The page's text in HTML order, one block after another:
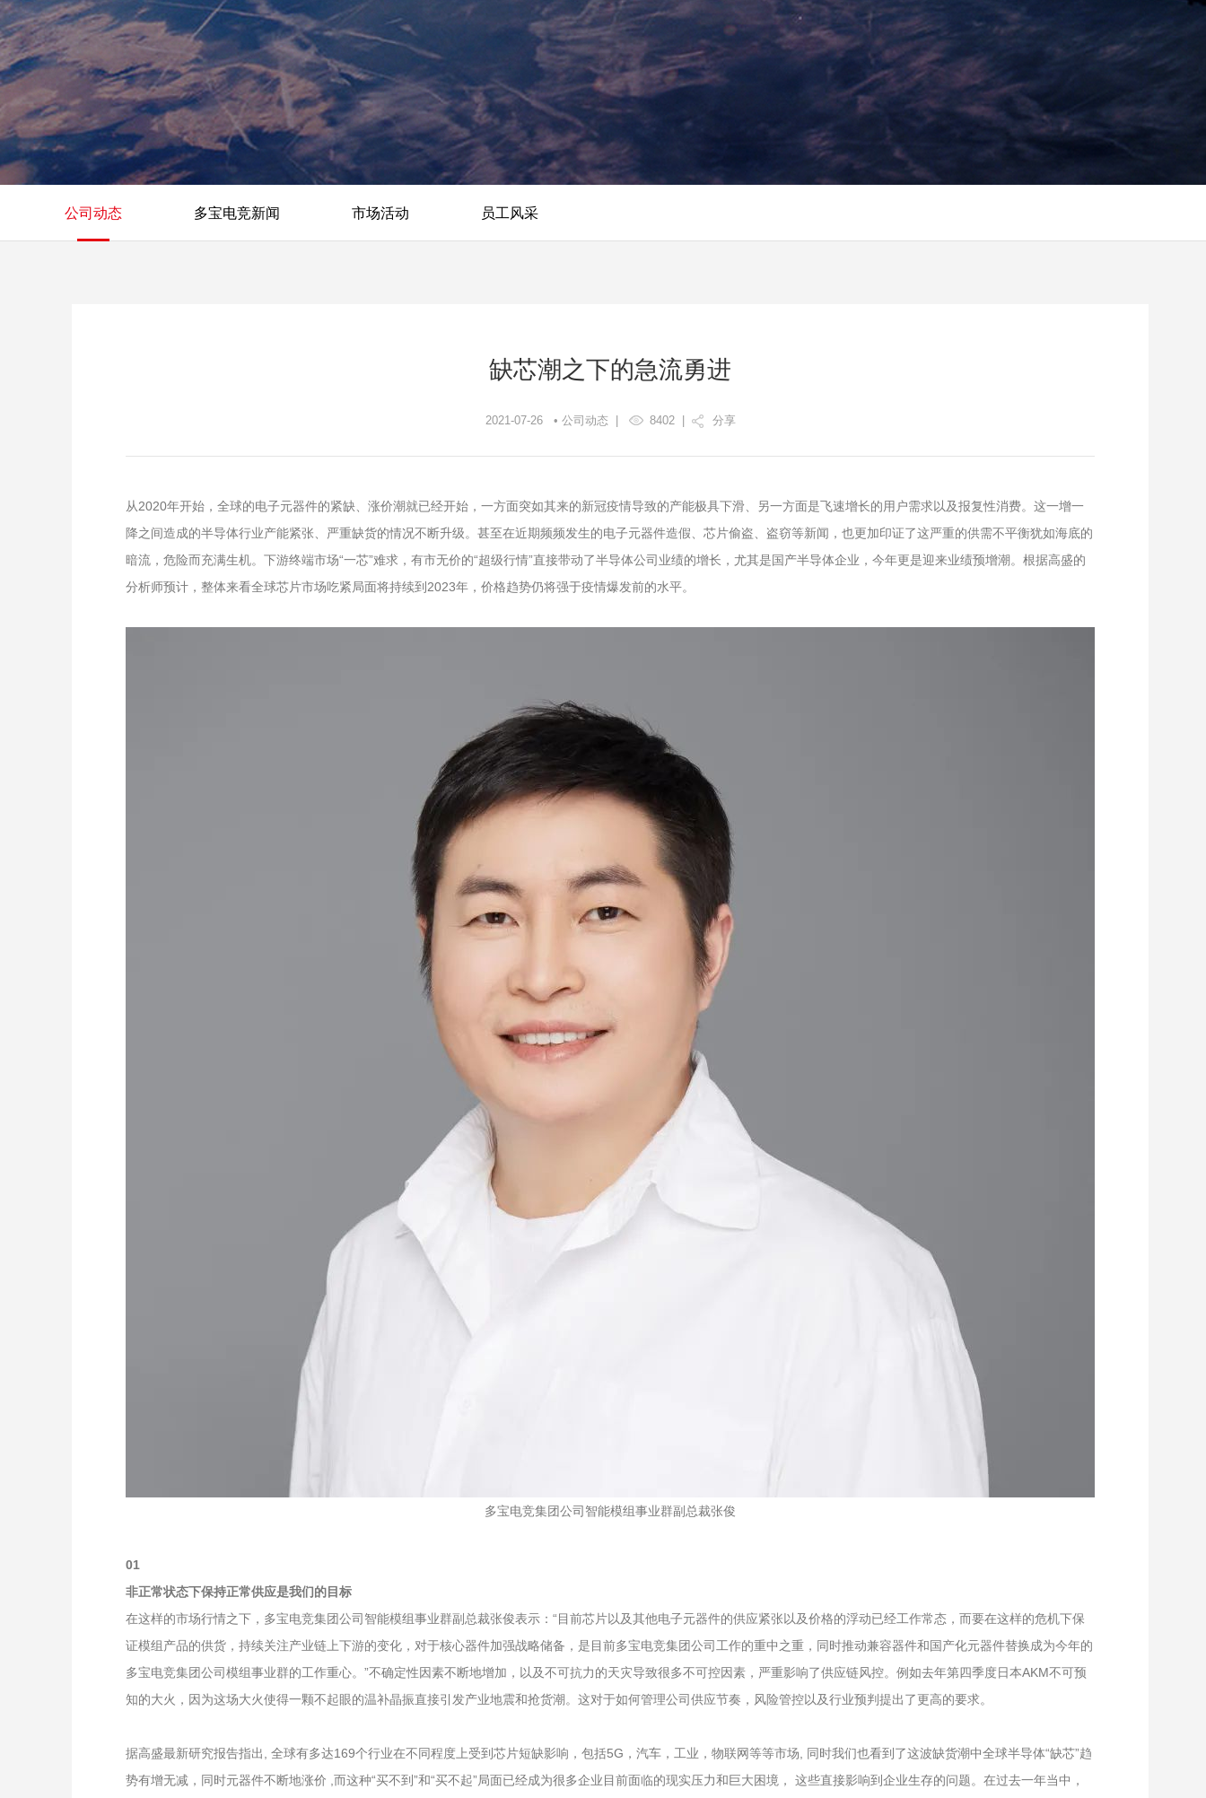
公司动态 多宝电竞新闻 市场活动 员工风采
缺芯潮之下的急流勇进
2021-07-26 • 公司动态 | 8402| 分享
从2020年开始，全球的电子元器件的紧缺、涨价潮就已经开始，一方面突如其来的新冠疫情导致的产能极具下滑、另一方面是飞速增长的用户需求以及报复性消费。这一增一
降之间造成的半导体行业产能紧张、严重缺货的情况不断升级。甚至在近期频频发生的电子元器件造假、芯片偷盗、盗窃等新闻，也更加印证了这严重的供需不平衡犹如海底的
暗流，危险而充满生机。下游终端市场“一芯”难求，有市无价的“超级行情”直接带动了半导体公司业绩的增长，尤其是国产半导体企业，今年更是迎来业绩预增潮。根据高盛的
分析师预计，整体来看全球芯片市场吃紧局面将持续到2023年，价格趋势仍将强于疫情爆发前的水平。
多宝电竞集团公司智能模组事业群副总裁张俊
01
非正常状态下保持正常供应是我们的目标
在这样的市场行情之下，多宝电竞集团公司智能模组事业群副总裁张俊表示：“目前芯片以及其他电子元器件的供应紧张以及价格的浮动已经工作常态，而要在这样的危机下保
证模组产品的供货，持续关注产业链上下游的变化，对于核心器件加强战略储备，是目前多宝电竞集团公司工作的重中之重，同时推动兼容器件和国产化元器件替换成为今年的
多宝电竞集团公司模组事业群的工作重心。”不确定性因素不断地增加，以及不可抗力的天灾导致很多不可控因素，严重影响了供应链风控。例如去年第四季度日本AKM不可预
知的大火，因为这场大火使得一颗不起眼的温补晶振直接引发产业地震和抢货潮。这对于如何管理公司供应节奏，风险管控以及行业预判提出了更高的要求。
据高盛最新研究报告指出, 全球有多达169个行业在不同程度上受到芯片短缺影响，包括5G，汽车，工业，物联网等等市场, 同时我们也看到了这波缺货潮中全球半导体“缺芯”趋
势有增无减，同时元器件不断地涨价 ,而这种“买不到”和“买不起”局面已经成为很多企业目前面临的现实压力和巨大困境， 这些直接影响到企业生存的问题。在过去一年当中，